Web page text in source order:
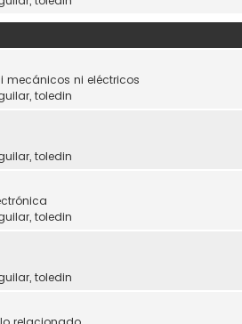
mecánicos ni eléctricos
, toledin
, toledin
, toledin
, toledin